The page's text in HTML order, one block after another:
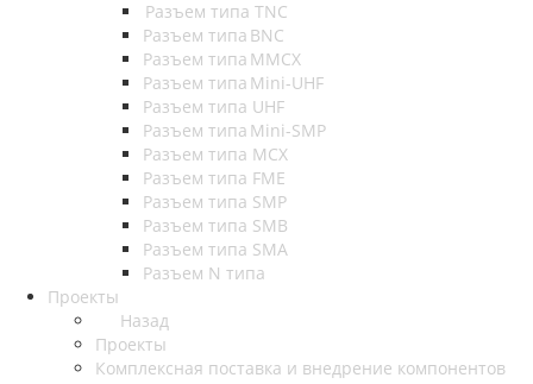
Разъем типа TNC
Разъем типа BNC
Разъем типа MMCX
Разъем типа Mini-UHF
Разъем типа UHF
Разъем типа Mini-SMP
Разъем типа MCX
Разъем типа FME
Разъем типа SMP
Разъем типа SMB
Разъем типа SMA
Разъем N типа
Проекты
Назад
Проекты
Комплексная поставка и внедрение компонентов